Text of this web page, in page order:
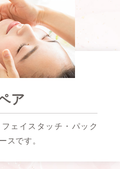
ア
ェイスタッチ・パック
スです。